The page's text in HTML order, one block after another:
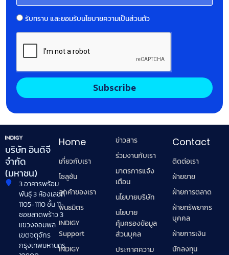
รับทราบ และยอมรับนโยบายความเป็นส่วนตัว
Subscribe
บริษัท อินดิจี
จำกัด
(มหาชน)
3 อาคารพร้อม
พันธุ์ 3 ห้องเลขที่
1105-1110 ชั้น 11
ซอยลาดพร้าว 3
แขวงจอมพล
เขตจตุจักร
กรุงเทพมหานคร
Home
เกี่ยวกับเรา
โซลูชัน
ลูกค้าของเรา
พันธมิตร
INDIGY
Support
INDIGY
ข่าวสาร
ร่วมงานกับเรา
มาตรการแจ้ง
เตือน
นโยบายบริษัท
นโยบาย
คุ้มครองข้อมูล
ส่วนบุคล
ประกาศความ
Contact
ติดต่อเรา
ฝ่ายขาย
ฝ่ายการตลาด
ฝ่ายทรัพยากร
บุคคล
ฝ่ายการเงิน
นักลงทุน